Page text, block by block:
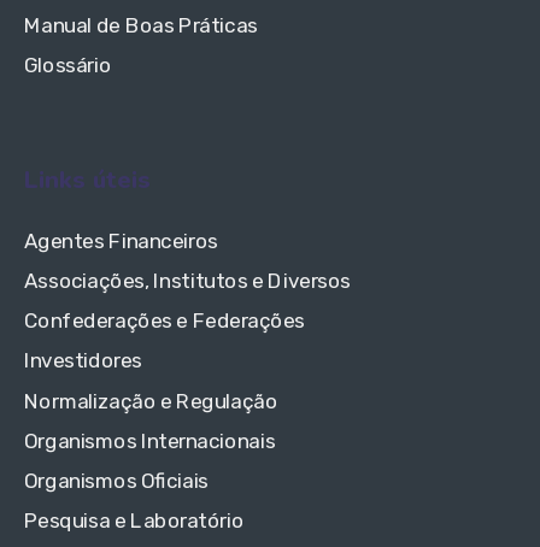
Manual de Boas Práticas
Glossário
Links úteis
Agentes Financeiros
Associações, Institutos e Diversos
Confederações e Federações
Investidores
Normalização e Regulação
Organismos Internacionais
Organismos Oficiais
Pesquisa e Laboratório